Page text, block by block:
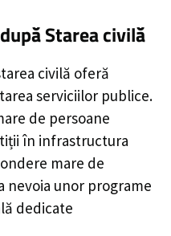
după Starea civilă
civilă oferă
serviciilor publice.
de persoane
în infrastructura
mare de
nevoia unor programe
dedicate